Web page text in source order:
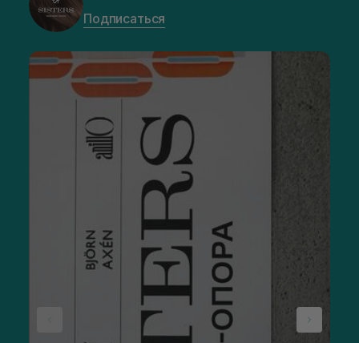
Подписаться